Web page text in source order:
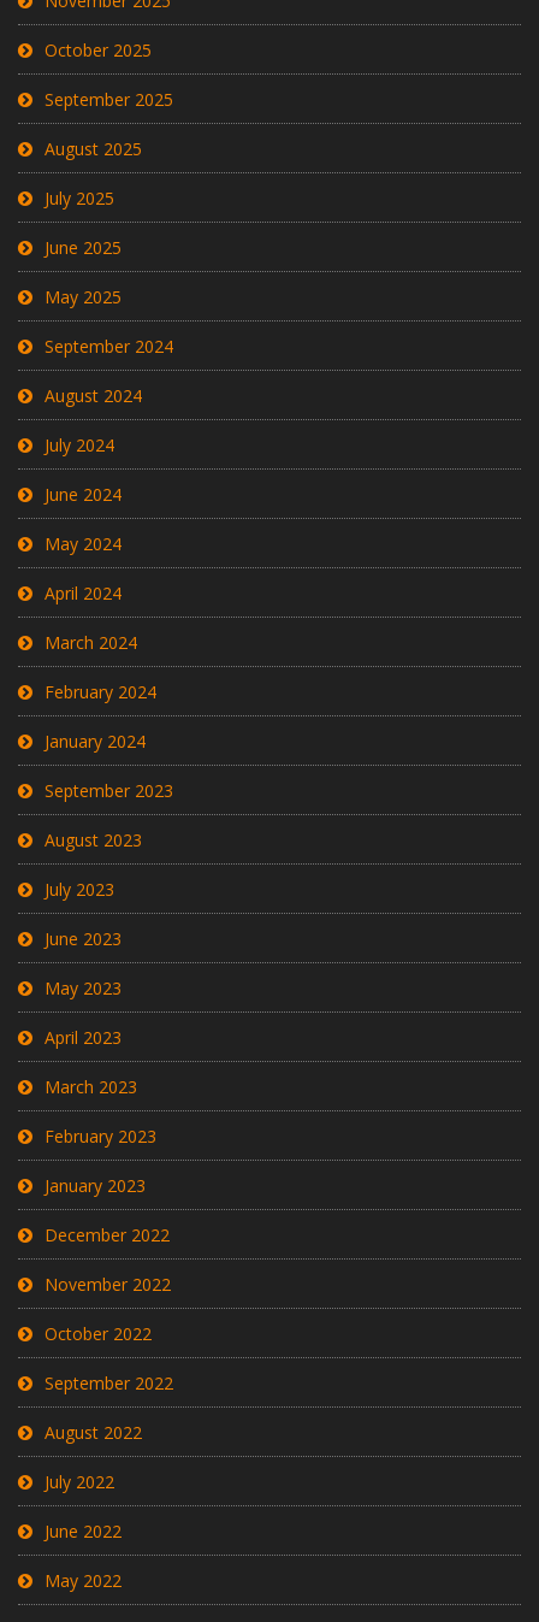
October 2025
September 2025
August 2025
July 2025
June 2025
May 2025
September 2024
August 2024
July 2024
June 2024
May 2024
April 2024
March 2024
February 2024
January 2024
September 2023
August 2023
July 2023
June 2023
May 2023
April 2023
March 2023
February 2023
January 2023
December 2022
November 2022
October 2022
September 2022
August 2022
July 2022
June 2022
May 2022